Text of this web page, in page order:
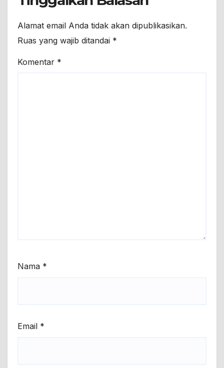
Alamat email Anda tidak akan dipublikasikan.
Ruas yang wajib ditandai *
Komentar *
Nama *
Email *